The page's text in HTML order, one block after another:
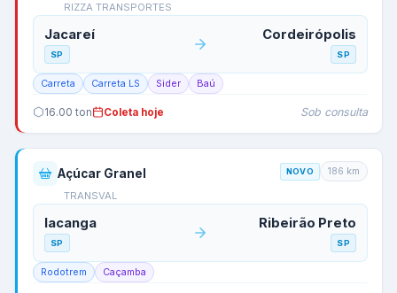
RIZZA TRANSPORTES
Jacareí
SP
Cordeirópolis
SP
Carreta Carreta LS Sider Baú
16.00 ton Coleta hoje Sob consulta
Açúcar Granel
TRANSVAL
NOVO 186 km
Iacanga
SP
Ribeirão Preto
SP
Rodotrem Caçamba